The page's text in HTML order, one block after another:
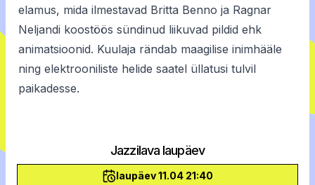
elamus, mida ilmestavad Britta Benno ja Ragnar
Neljandi koostöös sündinud liikuvad pildid ehk
animatsioonid. Kuulaja rändab maagilise inimhääle
ning elektrooniliste helide saatel üllatusi tulvil
paikadesse.
Jazzilava laupäev
laupäev 11.04 21:40